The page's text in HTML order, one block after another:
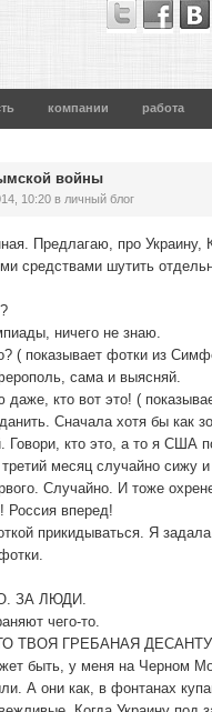
компании работа
войны
10:20 в личный блог
Предлагаю, про
средствами шутить
ничего не знаю.
( показывает фотки из
сама и выясняй.
кто вот это! (
Сначала хотя бы как
Говори, кто это, а то я США
месяц случайно сижу
Случайно. И тоже
Россия вперед!
прикидываться. Я
ЗА ЛЮДИ.
чего-то.
ТВОЯ ГРЕБАНАЯ
быть, у меня на Черном
А они как, в фонтанах